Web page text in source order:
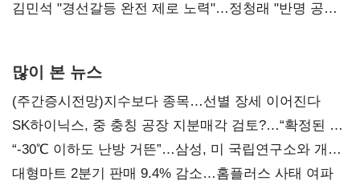
다툼 격화
김민석 "경선갈등 완전 제로 노력"…정청래 "반명 공세
많이 본 뉴스
(주간증시전망)지수보다 종목…선별 장세 이어진다
SK하이닉스, 중 충칭 공장 지분매각 검토?…“확정된 바
없어”
“-30℃ 이하도 난방 거뜬”…삼성, 미 국립연구소와 개발
협력
대형마트 2분기 판매 9.4% 감소…홈플러스 사태 여파